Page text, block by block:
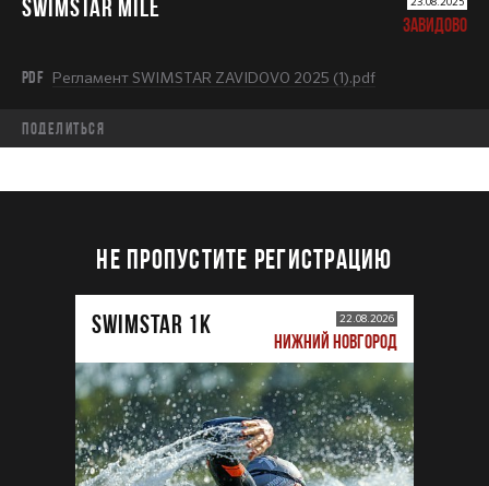
SWIMSTAR MILE
ЗАВИДОВО
PDF Регламент SWIMSTAR ZAVIDOVO 2025 (1).pdf
Поделиться
НЕ ПРОПУСТИТЕ РЕГИСТРАЦИЮ
SWIMSTAR 1K 22.08.2026
НИЖНИЙ НОВГОРОД